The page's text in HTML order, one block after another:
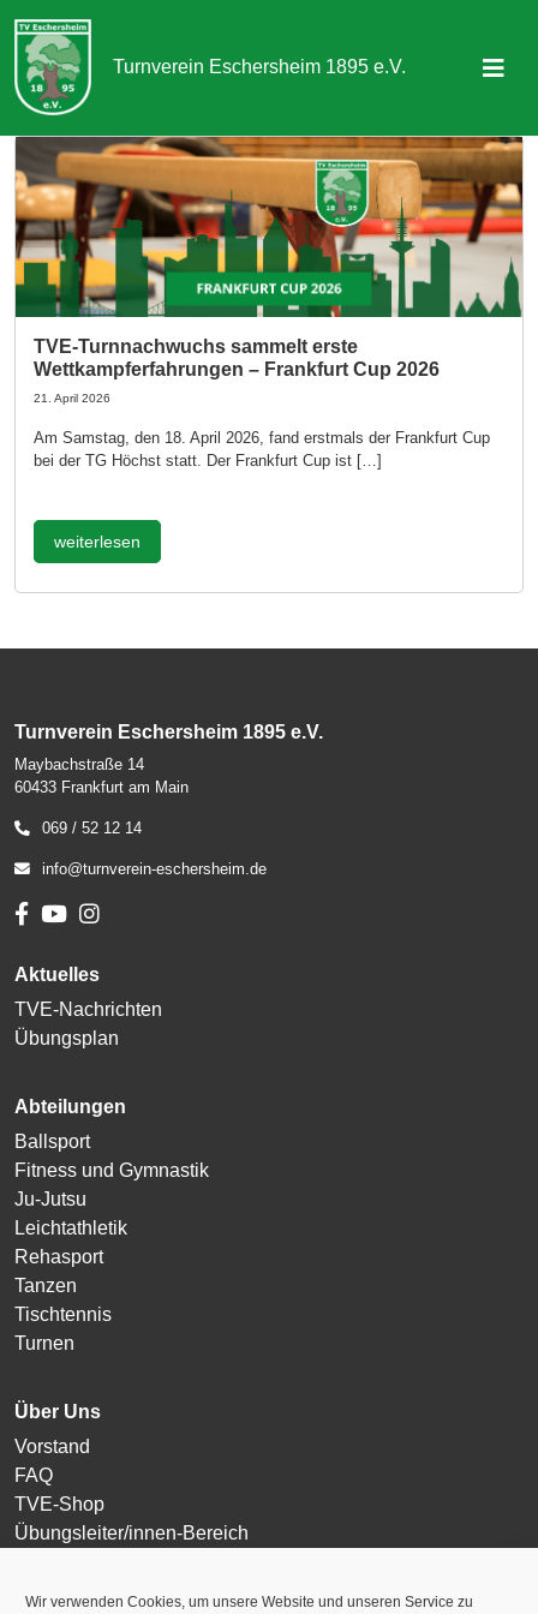
Wir verwenden Cookies, um unsere Website und unseren Service zu
Turnverein Eschersheim 1895 e.V.
Sportangebot
Abteilungen
Aktuelles & Termine
Über uns
Kontakt
Mitgliedschaft
TVE-Turnnachwuchs sammelt erste
Wettkampferfahrungen – Frankfurt Cup 2026
21. April 2026
Am Samstag, den 18. April 2026, fand erstmals der Frankfurt Cup
bei der TG Höchst statt. Der Frankfurt Cup ist […]
weiterlesen
Turnverein Eschersheim 1895 e.V.
Maybachstraße 14
60433 Frankfurt am Main
069 / 52 12 14
info@turnverein-eschersheim.de
Aktuelles
TVE-Nachrichten
Übungsplan
Abteilungen
Ballsport
Fitness und Gymnastik
Ju-Jutsu
Leichtathletik
Rehasport
Tanzen
Tischtennis
Turnen
Über Uns
Vorstand
FAQ
TVE-Shop
Übungsleiter/innen-Bereich